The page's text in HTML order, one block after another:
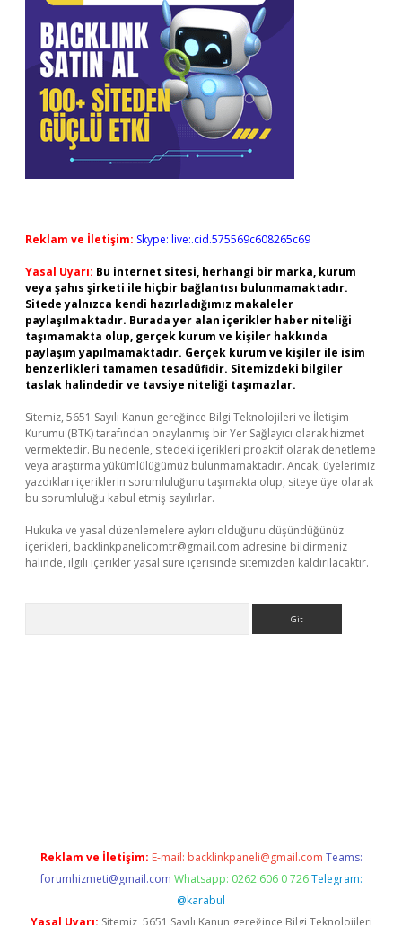
Reklam ve İletişim: Skype: live:.cid.575569c608265c69
Yasal Uyarı: Bu internet sitesi, herhangi bir marka, kurum
veya şahıs şirketi ile hiçbir bağlantısı bulunmamaktadır.
Sitede yalnızca kendi hazırladığımız makaleler
paylaşılmaktadır. Burada yer alan içerikler haber niteliği
taşımamakta olup, gerçek kurum ve kişiler hakkında
paylaşım yapılmamaktadır. Gerçek kurum ve kişiler ile isim
benzerlikleri tamamen tesadüfidir. Sitemizdeki bilgiler
taslak halindedir ve tavsiye niteliği taşımazlar.
Sitemiz, 5651 Sayılı Kanun gereğince Bilgi Teknolojileri ve İletişim
Kurumu (BTK) tarafından onaylanmış bir Yer Sağlayıcı olarak hizmet
vermektedir. Bu nedenle, sitedeki içerikleri proaktif olarak denetleme
veya araştırma yükümlülüğümüz bulunmamaktadır. Ancak, üyelerimiz
yazdıkları içeriklerin sorumluluğunu taşımakta olup, siteye üye olarak
bu sorumluluğu kabul etmiş sayılırlar.
Hukuka ve yasal düzenlemelere aykırı olduğunu düşündüğünüz
içerikleri, backlinkpanelicomtr@gmail.com adresine bildirmeniz
halinde, ilgili içerikler yasal süre içerisinde sitemizden kaldırılacaktır.
Reklam ve İletişim: E-mail: backlinkpaneli@gmail.com Teams:
forumhizmeti@gmail.com Whatsapp: 0262 606 0 726 Telegram:
@karabul
Yasal Uyarı: Sitemiz, 5651 Sayılı Kanun gereğince Bilgi Teknolojileri